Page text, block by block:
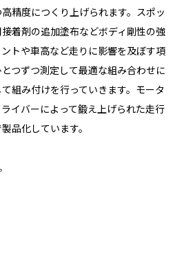
精度につくり上げられます。スポッ
着剤の追加塗布などボディ剛性の強
トや車高など走りに影響を及ぼす項
つずつ測定して最適な組み合わせに
組み付けを行っていきます。モータ
イバーによって鍛え上げられた走行
品化しています。